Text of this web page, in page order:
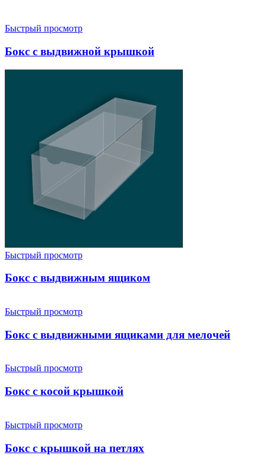
Быстрый просмотр
Бокс с выдвижной крышкой
Быстрый просмотр
Бокс с выдвижным ящиком
Быстрый просмотр
Бокс с выдвижными ящиками для мелочей
Быстрый просмотр
Бокс с косой крышкой
Быстрый просмотр
Бокс с крышкой на петлях